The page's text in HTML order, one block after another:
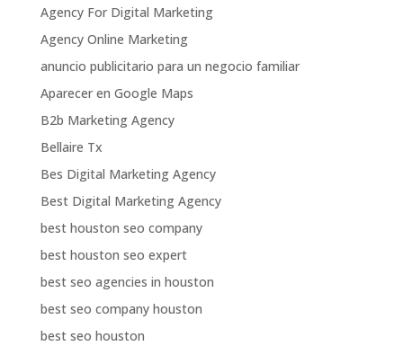
Agency For Digital Marketing
Agency Online Marketing
anuncio publicitario para un negocio familiar
Aparecer en Google Maps
B2b Marketing Agency
Bellaire Tx
Bes Digital Marketing Agency
Best Digital Marketing Agency
best houston seo company
best houston seo expert
best seo agencies in houston
best seo company houston
best seo houston